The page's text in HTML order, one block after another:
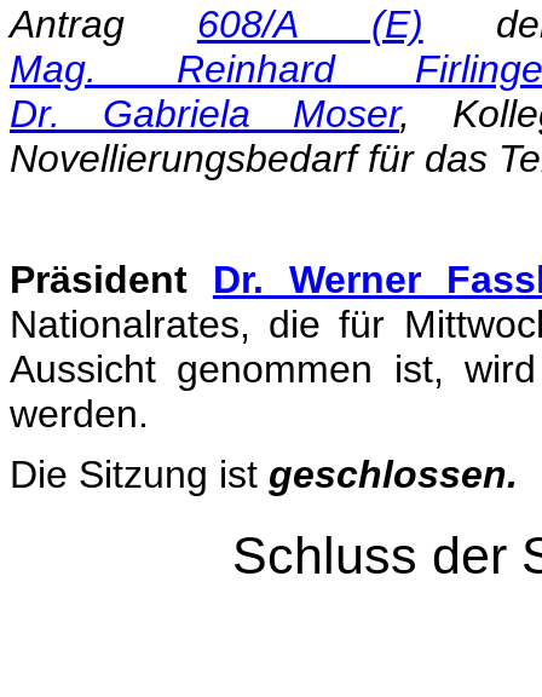
Antrag 608/A (E)
Mag. Reinhard
Dr. Gabriela Moser,
Novellierungsbedarf für das
Präsident Dr. Werner
Nationalrates, die für
Aussicht genommen ist,
werden.
Die Sitzung ist geschlossen.
Schluss der